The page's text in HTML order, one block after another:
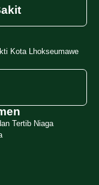
Kota Lhokseumawe
Tertib Niaga